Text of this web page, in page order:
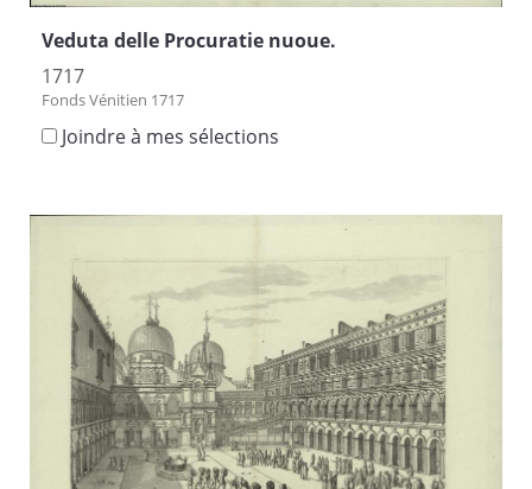
Veduta delle Procuratie nuoue.
1717
Fonds Vénitien 1717
Joindre à mes sélections